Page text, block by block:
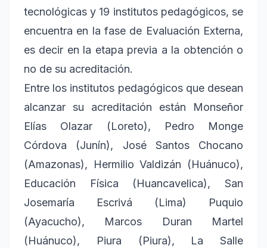
tecnológicas y 19 institutos pedagógicos, se
encuentra en la fase de Evaluación Externa,
es decir en la etapa previa a la obtención o
no de su acreditación.
Entre los institutos pedagógicos que desean
alcanzar su acreditación están Monseñor
Elías Olazar (Loreto), Pedro Monge
Córdova (Junín), José Santos Chocano
(Amazonas), Hermilio Valdizán (Huánuco),
Educación Física (Huancavelica), San
Josemaría Escrivá (Lima) Puquio
(Ayacucho), Marcos Duran Martel
(Huánuco), Piura (Piura), La Salle